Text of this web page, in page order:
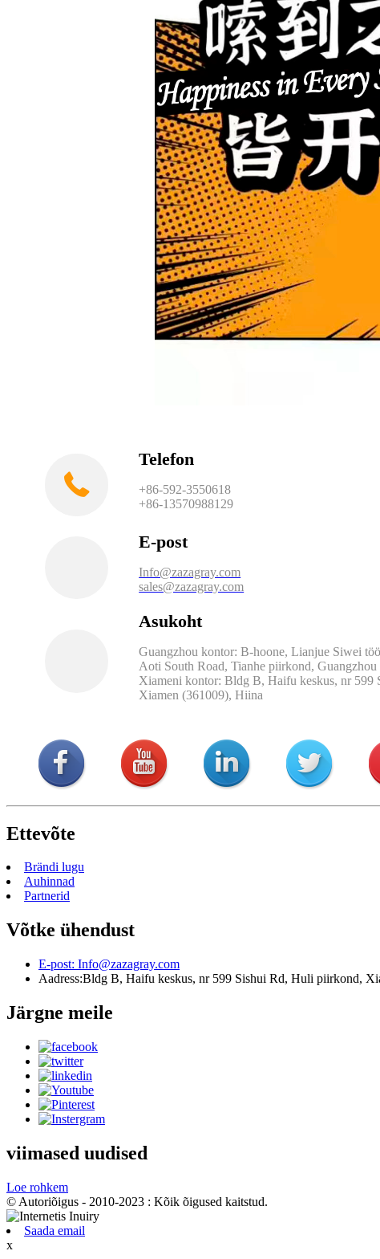
Telefon
+86-592-3550618
+86-13570988129
E-post
Info@zazagray.com
sales@zazagray.com
Asukoht
Guangzhou kontor: B-hoone, Lianjue Siwei
Aoti South Road, Tianhe piirkond, Guangzhou
Xiameni kontor: Bldg B, Haifu keskus, nr 599
Xiamen (361009), Hiina
Ettevõte
Brändi lugu
Auhinnad
Partnerid
Võtke ühendust
E-post: Info@zazagray.com
Aadress:Bldg B, Haifu keskus, nr 599 Sishui Rd, Huli piirkond,
Järgne meile
viimased uudised
Loe rohkem
© Autoriõigus - 2010-2023 : Kõik õigused kaitstud.
Saada email
x